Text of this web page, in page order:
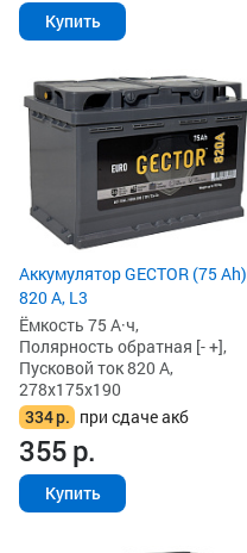
Купить
Аккумулятор GECTOR (75 Ah)
820 А, L3
Ёмкость 75 А·ч,
Полярность обратная [- +],
Пусковой ток 820 А,
278x175x190
334р. при сдаче акб
355р.
Купить